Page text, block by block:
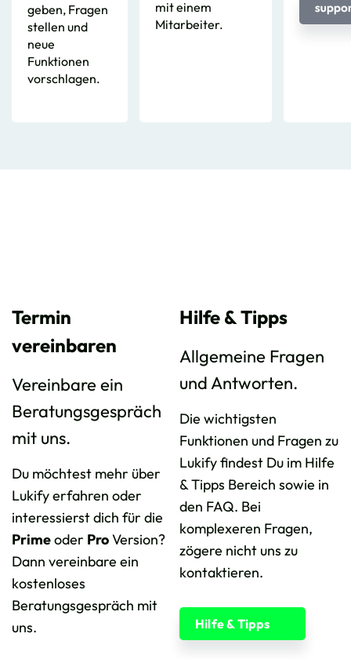
geben, Fragen
stellen und
neue
Funktionen
vorschlagen.
mit einem
Mitarbeiter.
Termin
vereinbaren
Vereinbare ein
Beratungsgespräch
mit uns.
Du möchtest mehr über
Lukify erfahren oder
interessierst dich für die
Primeoder ProVersion?
Dann vereinbare ein
kostenloses
Beratungsgespräch mit
uns.
Hilfe & Tipps
Allgemeine Fragen
und Antworten.
Die wichtigsten
Funktionen und Fragen zu
Lukify findest Du im Hilfe
& Tipps Bereich sowie in
den FAQ. Bei
komplexeren Fragen,
zögere nicht uns zu
kontaktieren.
Hilfe & Tipps